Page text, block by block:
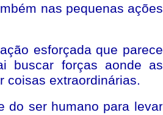
nas pequenas ações
esforçada que parece
buscar forças aonde as
coisas extraordinárias.
do ser humano para levar